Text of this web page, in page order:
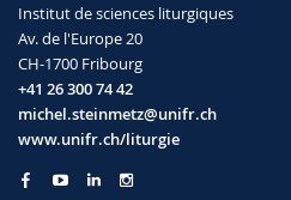
Institut de sciences liturgiques
Av. de l'Europe 20
CH-1700 Fribourg
+41 26 300 74 42
michel.steinmetz@unifr.ch
www.unifr.ch/liturgie